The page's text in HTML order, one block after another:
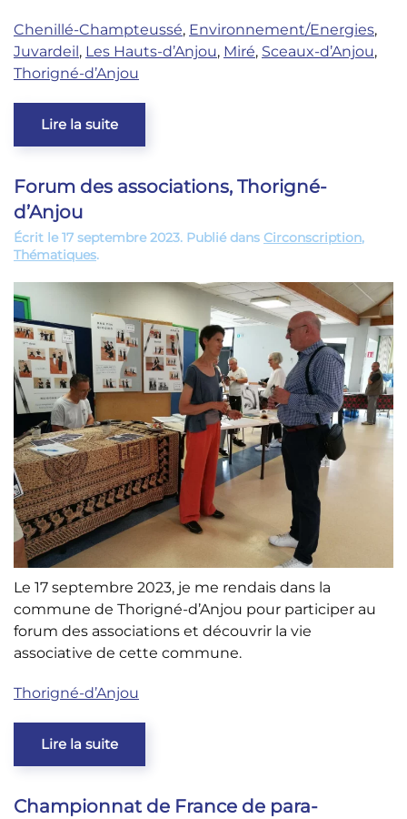
Chenillé-Champteussé, Environnement/Energies,
Juvardeil , Les Hauts-d’Anjou, Miré, Sceaux-d’Anjou,
Thorigné-d’Anjou
Lire la suite
Forum des associations, Thorigné-
d’Anjou
Écrit le17 septembre 2023. Publié dans Circonscription,
Thématiques.
Le 17 septembre 2023, je me rendais dans la
commune de Thorigné-d’Anjou pour participer au
forum des associations et découvrir la vie
associative de cette commune.
Thorigné-d’Anjou
Lire la suite
Championnat de France de para-